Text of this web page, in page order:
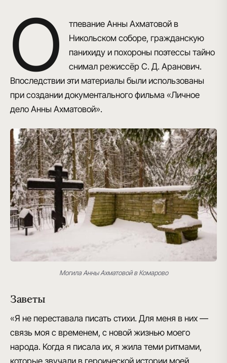
О
тпевание Анны Ахматовой в
Никольском соборе, гражданскую
панихиду и похороны поэтессы тайно
снимал режиссёр С. Д. Аранович.
Впоследствии эти материалы были использованы
при создании документального фильма «Личное
дело Анны Ахматовой».
Могила Анны Ахматовой в Комарово
Заветы
«Я не переставала писать стихи. Для меня в них —
связь моя с временем, с новой жизнью моего
народа. Когда я писала их, я жила теми ритмами,
которые звучали в героической истории моей